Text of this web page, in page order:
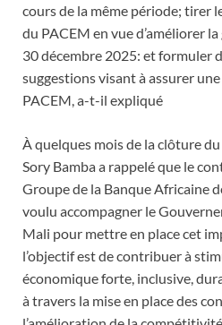
cours de la même période; tirer
du PACEM en vue d’améliorer
30 décembre 2025: et formuler
suggestions visant à assurer
PACEM, a-t-il expliqué
À quelques mois de la clôture
Sory Bamba a rappelé que le
Groupe de la Banque Africaine
voulu accompagner le
Mali pour mettre en place cet
l’objectif est de contribuer à
économique forte, inclusive,
à travers la mise en place des